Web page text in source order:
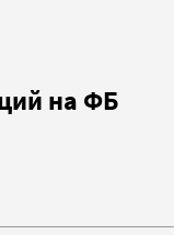
на ФБ